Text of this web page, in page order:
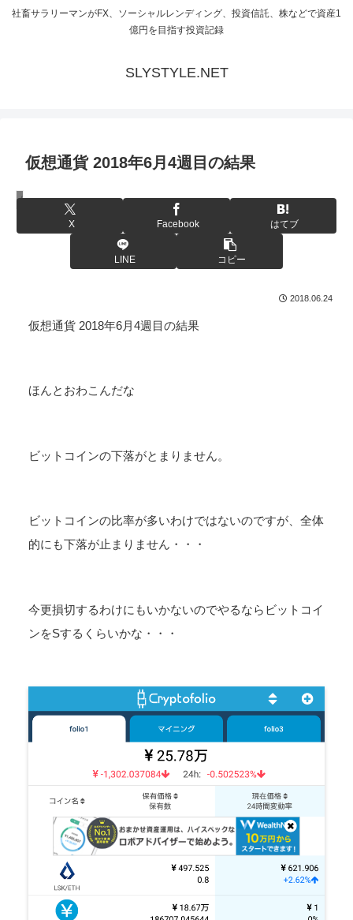
社畜サラリーマンがFX、ソーシャルレンディング、投資信託、株などで資産1
億円を目指す投資記録
SLYSTYLE.NET
仮想通貨 2018年6月4週目の結果
仮想通貨
X Facebook はてブ
LINE コピー
2018.06.24
仮想通貨 2018年6月4週目の結果
ほんとおわこんだな
ビットコインの下落がとまりません。
ビットコインの比率が多いわけではないのですが、全体
的にも下落が止まりません・・・
今更損切するわけにもいかないのでやるならビットコイ
ンをSするくらいかな・・・